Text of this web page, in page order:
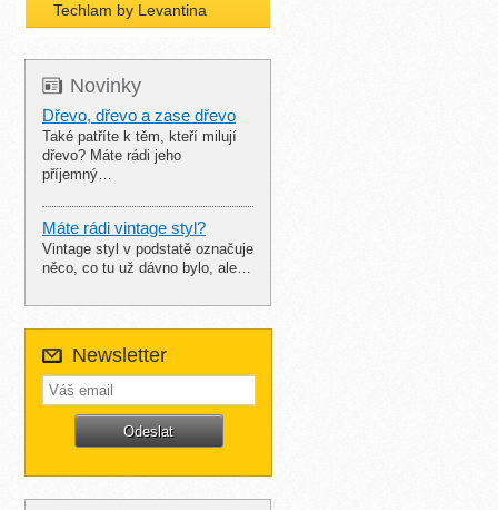
Techlam by Levantina
Novinky
Dřevo, dřevo a zase dřevo
Také patříte k těm, kteří milují
dřevo? Máte rádi jeho
příjemný…
Máte rádi vintage styl?
Vintage styl v podstatě označuje
něco, co tu už dávno bylo, ale…
Newsletter